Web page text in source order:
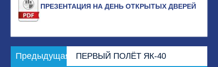
ПРЕЗЕНТАЦИЯ НА ДЕНЬ ОТКРЫТЫХ ДВЕРЕЙ
Навигация
по
Предыдущая
Предыдущая
запись:
ПЕРВЫЙ ПОЛЁТ ЯК-40